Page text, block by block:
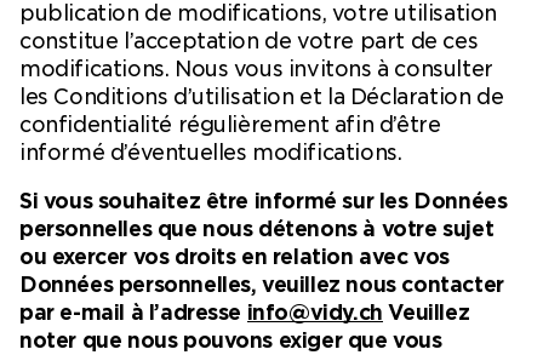
publication de modifications, votre utilisation
constitue l’acceptation de votre part de ces
modifications. Nous vous invitons à consulter
les Conditions d’utilisation et la Déclaration de
confidentialité régulièrement afin d’être
informé d’éventuelles modifications.
Si vous souhaitez être informé sur les Données
personnelles que nous détenons à votre sujet
ou exercer vos droits en relation avec vos
Données personnelles, veuillez nous contacter
par e-mail à l’adresse info@vidy.ch Veuillez
noter que nous pouvons exiger que vous